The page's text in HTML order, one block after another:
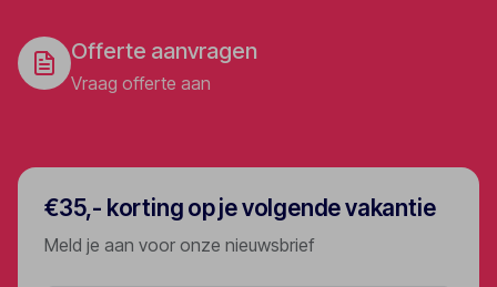
Offerte aanvragen
Vraag offerte aan
€35,- korting op je volgende vakantie
Meld je aan voor onze nieuwsbrief